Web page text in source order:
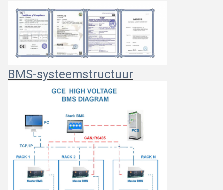
BMS-systeemstructuur